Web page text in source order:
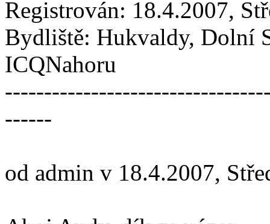
Registrován: 18.4.2007,
Bydliště: Hukvaldy, Dolní
ICQNahoru
------
od admin v 18.4.2007,